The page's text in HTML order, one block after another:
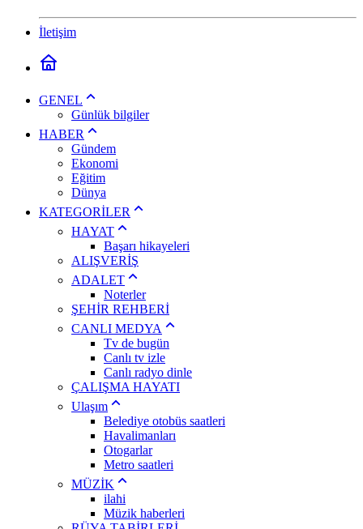
İletişim
GENEL
Günlük bilgiler
HABER
Gündem
Ekonomi
Eğitim
Dünya
KATEGORİLER
HAYAT
Başarı hikayeleri
ALIŞVERİŞ
ADALET
Noterler
ŞEHİR REHBERİ
CANLI MEDYA
Tv de bugün
Canlı tv izle
Canlı radyo dinle
ÇALIŞMA HAYATI
Ulaşım
Belediye otobüs saatleri
Havalimanları
Otogarlar
Metro saatleri
MÜZİK
ilahi
Müzik haberleri